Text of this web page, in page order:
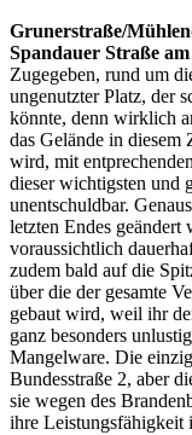
Grunerstraße/
Spandauer Straße
Zugegeben, rund um
ungenutzter Platz, der
könnte, denn wirklich
das Gelände in diesem
wird, mit
dieser wichtigsten und
unentschuldbar.
letzten Endes geändert
voraussichtlich
zudem bald auf die
über die der gesamte
gebaut wird, weil ihr
ganz besonders
Mangelware. Die
Bundesstraße 2, aber
sie wegen des
ihre Leistungsfähigkeit